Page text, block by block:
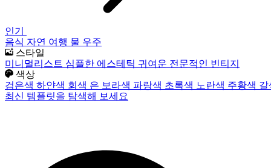
인기
음식 자연 여행 물 우주
스타일
미니멀리스트 심플한 에스테틱 귀여운 전문적인 빈티지
색상
검은색 하얀색 회색 은 보라색 파랑색 초록색 노란색 주황색
최신 템플릿을 탐색해 보세요